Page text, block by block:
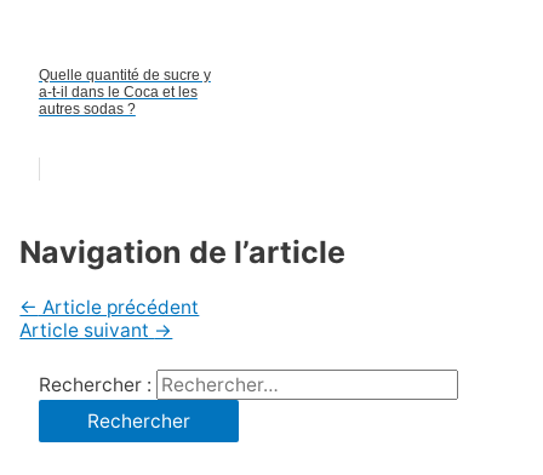
Quelle quantité de sucre y
a-t-il dans le Coca et les
autres sodas ?
Navigation de l’article
← Article précédent
Article suivant →
Rechercher :